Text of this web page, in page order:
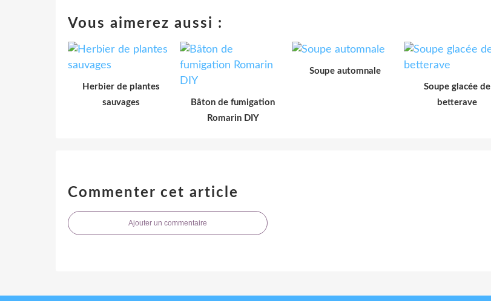
Vous aimerez aussi :
Herbier de plantes
sauvages
Bâton de fumigation
Romarin DIY
Soupe automnale
Soupe glacée de
betterave
Commenter cet article
Ajouter un commentaire